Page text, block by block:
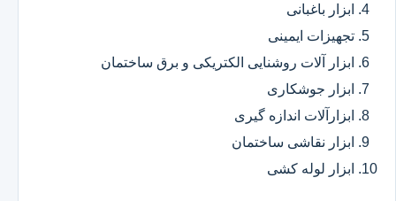
ابزار باغبانی
تجهیزات ایمینی
ابزار آلات روشنایی الکتریکی و برق ساختمان
ابزار جوشکاری
ابزارآلات اندازه گیری
ابزار نقاشی ساختمان
ابزار لوله کشی